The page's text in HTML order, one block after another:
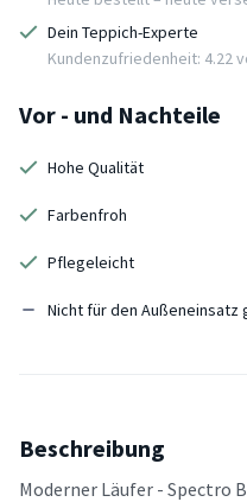
Dein Teppich-Experte
Kundenzufriedenheit: 4.22
Vor - und Nachteile
Hohe Qualität
Farbenfroh
Pflegeleicht
Nicht für den Außeneinsatz
Beschreibung
Moderner Läufer - Spectro